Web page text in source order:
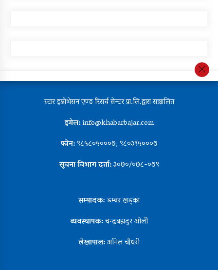
स्टार इन्नोभेसन एण्ड रिसर्च सेन्टर प्रा.लि.द्वारा सञ्चालित
इमेल:info@khabarbajar.com
फोन:९८५८०५०००७, ९८०३९५०००७
सूचना विभाग दर्ता:३०७०/०७८-०७९
सम्पादकःडम्बर खड्का
व्यवस्थापक:चन्द्रबहादुर ओली
लेखापाल:अनिल चौधरी